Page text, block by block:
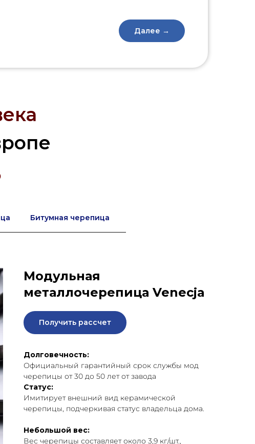
Далее →
Битумная черепица
Модульная
металлочерепица Venecja
Получить рассчет
Долговечность:
Официальный гарантийный срок службы мод
черепицы от 30 до 50 лет от завода
Статус:
Имитирует внешний вид керамической
черепицы, подчеркивая статус владельца дома.
Небольшой вес:
Вес черепицы составляет около 3,9 кг/шт.,